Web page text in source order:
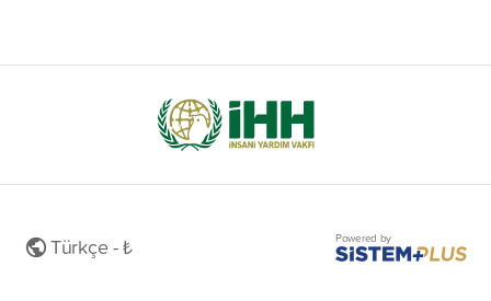
Türkçe - ₺ Powered by